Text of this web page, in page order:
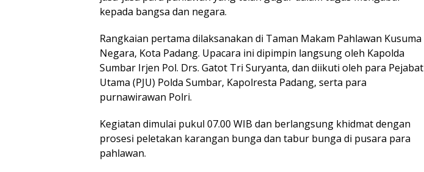
kepada bangsa dan negara.
Rangkaian pertama dilaksanakan di Taman Makam Pahlawan Kusuma
Negara, Kota Padang. Upacara ini dipimpin langsung oleh Kapolda
Sumbar Irjen Pol. Drs. Gatot Tri Suryanta, dan diikuti oleh para Pejabat
Utama (PJU) Polda Sumbar, Kapolresta Padang, serta para
purnawirawan Polri.
Kegiatan dimulai pukul 07.00 WIB dan berlangsung khidmat dengan
prosesi peletakan karangan bunga dan tabur bunga di pusara para
pahlawan.